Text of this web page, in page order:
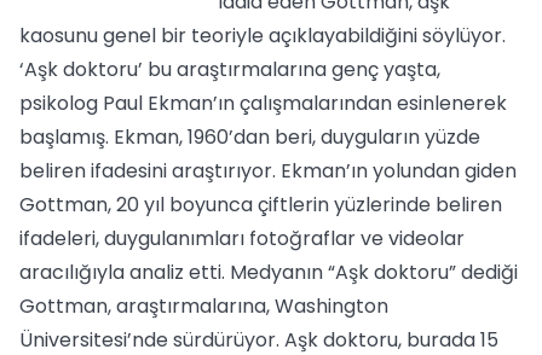
kaosunu genel bir teoriyle açıklayabildiğini söylüyor.
‘Aşk doktoru’ bu araştırmalarına genç yaşta,
psikolog Paul Ekman’ın çalışmalarından esinlenerek
başlamış. Ekman, 1960’dan beri, duyguların yüzde
beliren ifadesini araştırıyor. Ekman’ın yolundan giden
Gottman, 20 yıl boyunca çiftlerin yüzlerinde beliren
ifadeleri, duygulanımları fotoğraflar ve videolar
aracılığıyla analiz etti. Medyanın “Aşk doktoru” dediği
Gottman, araştırmalarına, Washington
Üniversitesi’nde sürdürüyor. Aşk doktoru, burada 15